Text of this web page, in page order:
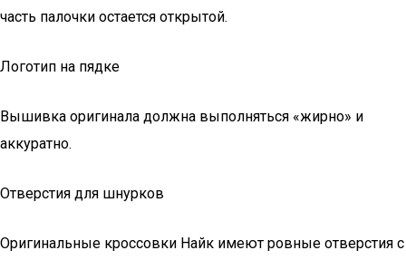
часть палочки остается открытой.
Логотип на пядке
Вышивка оригинала должна выполняться «жирно» и
аккуратно.
Отверстия для шнурков
Оригинальные кроссовки Найк имеют ровные отверстия с